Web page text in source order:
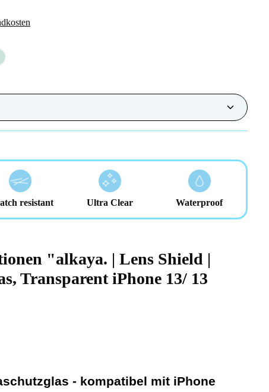
resistant Ultra Clear Waterproof
"alkaya. | Lens Shield |
Transparent iPhone 13/ 13
- kompatibel mit iPhone